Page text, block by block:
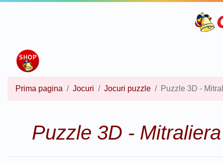
Prima pagina Jocuri Jocuri puzzle Puzzle 3D -
Puzzle 3D -